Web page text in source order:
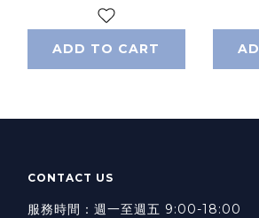
ADD TO CART
CONTACT US
服務時間：週一至週五 9:00-18:00